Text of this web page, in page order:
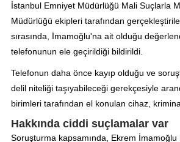
İstanbul Emniyet Müdürlüğü Mali Suçlarla
Müdürlüğü ekipleri tarafından
sırasında, İmamoğlu'na ait olduğu
telefonunun ele geçirildiği bildirildi.
Telefonun daha önce kayıp olduğu ve
delil niteliği taşıyabileceği gerekçesiyle
birimleri tarafından el konulan cihaz,
Hakkında ciddi suçlamalar var
Soruşturma kapsamında, Ekrem İmamoğlu